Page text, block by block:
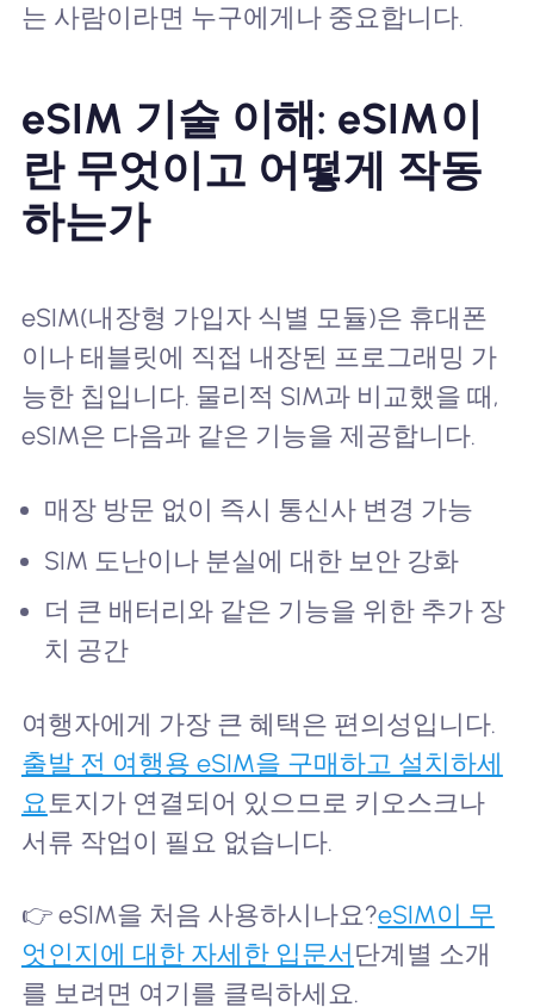
는 사람이라면 누구에게나 중요합니다.
eSIM 기술 이해: eSIM이
란 무엇이고 어떻게 작동
하는가
eSIM(내장형 가입자 식별 모듈)은 휴대폰
이나 태블릿에 직접 내장된 프로그래밍 가
능한 칩입니다. 물리적 SIM과 비교했을 때,
eSIM은 다음과 같은 기능을 제공합니다.
매장 방문 없이 즉시 통신사 변경 가능
SIM 도난이나 분실에 대한 보안 강화
더 큰 배터리와 같은 기능을 위한 추가 장
치 공간
여행자에게 가장 큰 혜택은 편의성입니다.
출발 전 여행용 eSIM을 구매하고 설치하세
요 토지가 연결되어 있으므로 키오스크나
서류 작업이 필요 없습니다.
👉 eSIM을 처음 사용하시나요?eSIM이 무
엇인지에 대한 자세한 입문서 단계별 소개
를 보려면 여기를 클릭하세요.